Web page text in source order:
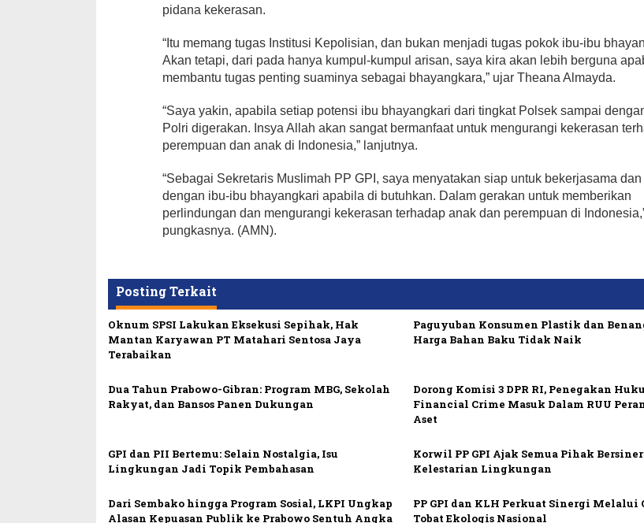
pidana kekerasan.
“Itu memang tugas Institusi Kepolisian, dan bukan menjadi tugas pokok ibu-ibu
Akan tetapi, dari pada hanya kumpul-kumpul arisan, saya kira akan lebih berguna
membantu tugas penting suaminya sebagai bhayangkara,” ujar Theana Almayda.
“Saya yakin, apabila setiap potensi ibu bhayangkari dari tingkat Polsek sampai
Polri digerakan. Insya Allah akan sangat bermanfaat untuk mengurangi kekerasan
perempuan dan anak di Indonesia,” lanjutnya.
“Sebagai Sekretaris Muslimah PP GPI, saya menyatakan siap untuk bekerjasama
dengan ibu-ibu bhayangkari apabila di butuhkan. Dalam gerakan untuk memberikan
perlindungan dan mengurangi kekerasan terhadap anak dan perempuan di
pungkasnya. (AMN).
Posting Terkait
Oknum SPSI Lakukan Eksekusi Sepihak, Hak
Mantan Karyawan PT Matahari Sentosa Jaya
Terabaikan
Paguyuban Konsumen Plastik dan
Harga Bahan Baku Tidak Naik
Dua Tahun Prabowo-Gibran: Program MBG, Sekolah
Rakyat, dan Bansos Panen Dukungan
Dorong Komisi 3 DPR RI, Penegakan
Financial Crime Masuk Dalam RUU
Aset
GPI dan PII Bertemu: Selain Nostalgia, Isu
Lingkungan Jadi Topik Pembahasan
Korwil PP GPI Ajak Semua Pihak
Kelestarian Lingkungan
Dari Sembako hingga Program Sosial, LKPI Ungkap
Alasan Kepuasan Publik ke Prabowo Sentuh Angka
PP GPI dan KLH Perkuat Sinergi Melalui
Tobat Ekologis Nasional